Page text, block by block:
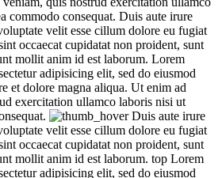
commodo consequat. Duis aute irure
velit esse cillum dolore eu fugiat
occaecat cupidatat non proident, sunt
mollit anim id est laborum. Lorem
adipisicing elit, sed do eiusmod
et dolore magna aliqua. Ut enim ad
exercitation ullamco laboris nisi ut
Duis aute irure
velit esse cillum dolore eu fugiat
occaecat cupidatat non proident, sunt
mollit anim id est laborum. top Lorem
adipisicing elit, sed do eiusmod